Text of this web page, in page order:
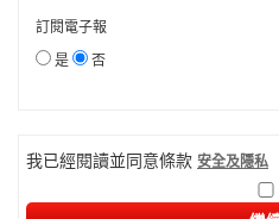
訂閱電子報
是
否
我已經閱讀並同意條款 安全及隱私